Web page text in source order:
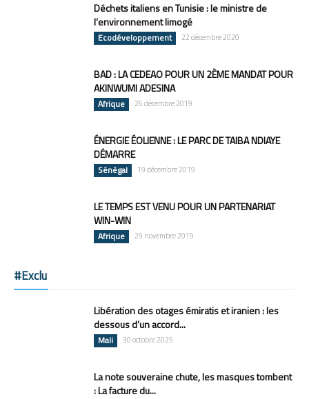
Déchets italiens en Tunisie : le ministre de
l’environnement limogé
Ecodéveloppement 22 décembre 2020
BAD : LA CEDEAO POUR UN 2ÈME MANDAT POUR
AKINWUMI ADESINA
Afrique 26 décembre 2019
ÉNERGIE ÉOLIENNE : LE PARC DE TAIBA NDIAYE
DÉMARRE
Sénégal 19 décembre 2019
LE TEMPS EST VENU POUR UN PARTENARIAT
WIN-WIN
Afrique 29 novembre 2019
#Exclu
Libération des otages émiratis et iranien : les
dessous d’un accord...
Mali 30 octobre 2025
La note souveraine chute, les masques tombent
: La facture du...